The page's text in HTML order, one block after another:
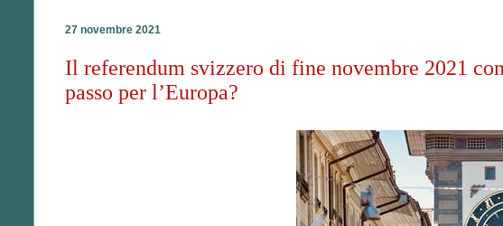
27 novembre 2021
Il referendum svizzero di fine novembre 2021
passo per l’Europa?